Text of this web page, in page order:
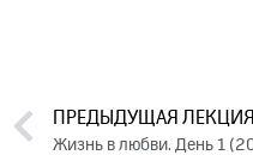
ПРЕДЫДУЩАЯ ЛЕКЦИЯ